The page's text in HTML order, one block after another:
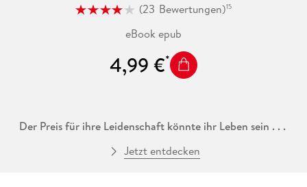
(23 Bewertungen)15
eBook epub
4,99 €
Der Preis für ihre Leidenschaft könnte ihr Leben sein . . .
Jetzt entdecken